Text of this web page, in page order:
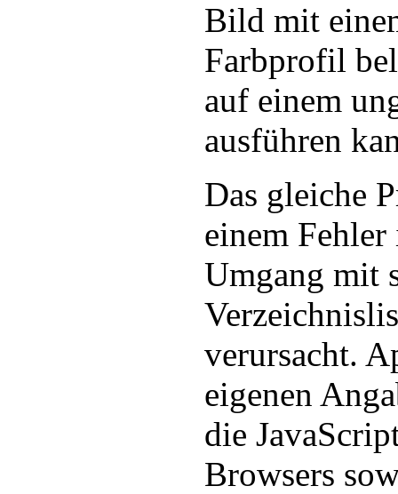
Bild mit
Farbprofil
auf einem
ausführen
Das gleiche
einem
Umgang mit
verursacht.
eigenen
die
Browsers